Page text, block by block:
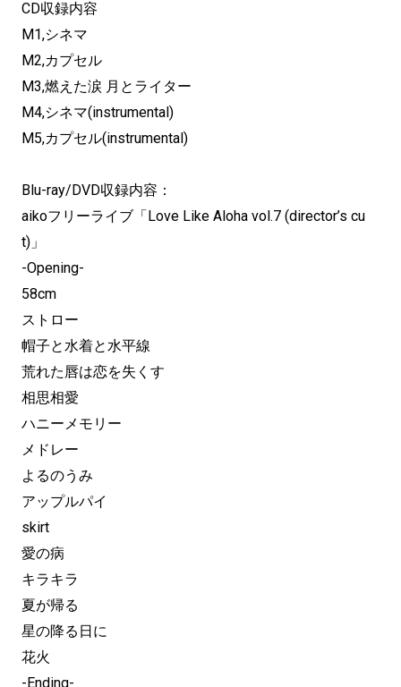
CD収録内容
M1,シネマ
M2,カプセル
M3,燃えた涙 月とライター
M4,シネマ(instrumental)
M5,カプセル(instrumental)
Blu-ray/DVD収録内容：
aikoフリーライブ「Love Like Aloha vol.7 (director’s cu
t)」
-Opening-
58cm
ストロー
帽子と水着と水平線
荒れた唇は恋を失くす
相思相愛
ハニーメモリー
メドレー
よるのうみ
アップルパイ
skirt
愛の病
キラキラ
夏が帰る
星の降る日に
花火
-Ending-